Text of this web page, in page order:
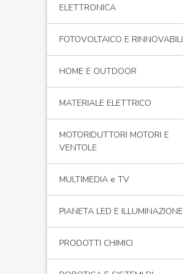
ELETTRONICA
FOTOVOLTAICO E RINNOVABILI
HOME E OUTDOOR
MATERIALE ELETTRICO
MOTORIDUTTORI MOTORI E
VENTOLE
MULTIMEDIA e TV
PIANETA LED E ILLUMINAZIONE
PRODOTTI CHIMICI